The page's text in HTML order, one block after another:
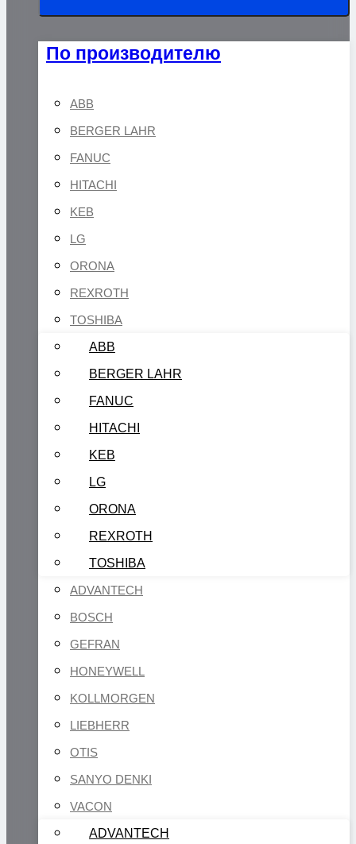
По производителю
ABB
BERGER LAHR
FANUC
HITACHI
KEB
LG
ORONA
REXROTH
TOSHIBA
ABB
BERGER LAHR
FANUC
HITACHI
KEB
LG
ORONA
REXROTH
TOSHIBA
ADVANTECH
BOSCH
GEFRAN
HONEYWELL
KOLLMORGEN
LIEBHERR
OTIS
SANYO DENKI
VACON
ADVANTECH